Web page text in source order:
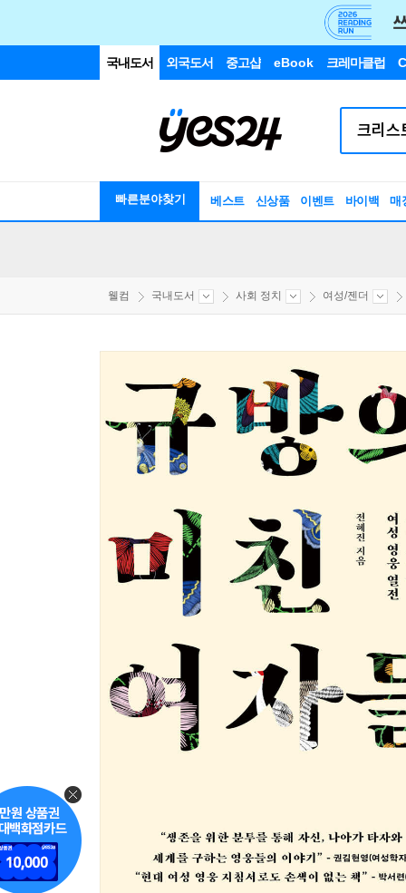
국내도서 외국도서 중고샵 eBook 크레마클럽
빠른분야찾기 베스트 신상품 이벤트 바이백 매
웰컴 국내도서 사회 정치 여성/젠더